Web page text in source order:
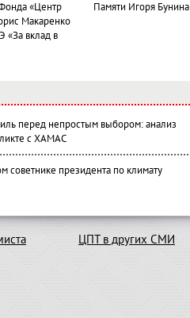
«Центр
Макаренко
вклад в
Памяти Игоря Бунина
перед непростым выбором: анализ
с ХАМАС
советнике президента по климату
ЦПТ в других СМИ